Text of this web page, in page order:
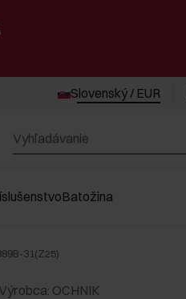
Slovenský / EUR
Batožina
31(Z25)
Výrobca: OCHNIK